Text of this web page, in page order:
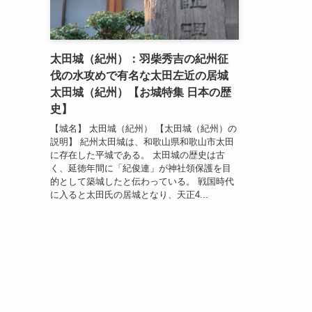
太田城（紀州）：羽柴秀吉の紀州征
伐の水攻めで有名な太田左近の居城
太田城（紀州）【お城特集 日本の歴
史】
【城名】 太田城（紀州） 【太田城（紀州）の
説明】 紀州太田城は、和歌山県和歌山市太田
に存在した平城である。 太田城の歴史は古
く、延徳年間に「紀俊連」が神社領保護を目
的として築城したと伝わっている。 戦国時代
に入ると太田氏の居城となり、天正4...